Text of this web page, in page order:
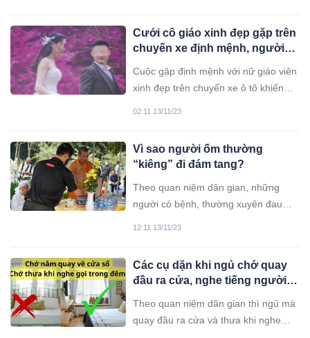
vẫn là một chủ đề gây tranh cãi.
Cưới cô giáo xinh đẹp gặp trên
chuyến xe định mệnh, người
tân hôn
Cuộc gặp định mệnh với nữ giáo viên
xinh đẹp trên chuyến xe ô tô khiến
02:11 13/11/23
Vì sao người ốm thường
“kiêng” đi đám tang?
Theo quan niệm dân gian, những
người có bệnh, thường xuyên đau
12:11 13/11/23
Các cụ dặn khi ngủ chớ quay
đầu ra cửa, nghe tiếng người
Theo quan niệm dân gian thì ngủ mà
quay đầu ra cửa và thưa khi nghe